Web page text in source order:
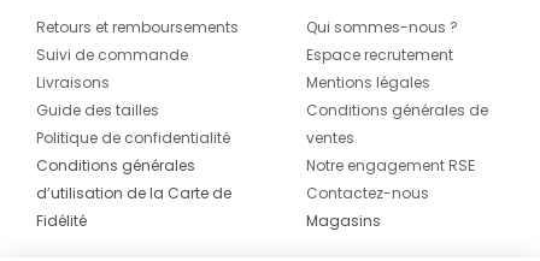
Retours et remboursements
Suivi de commande
Livraisons
Guide des tailles
Politique de confidentialité
Conditions générales
d’utilisation de la Carte de
Fidélité
Qui sommes-nous ?
Espace recrutement
Mentions légales
Conditions générales de
ventes
Notre engagement RSE
Contactez-nous
Magasins